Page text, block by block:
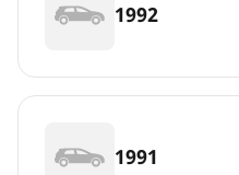
1992
1991